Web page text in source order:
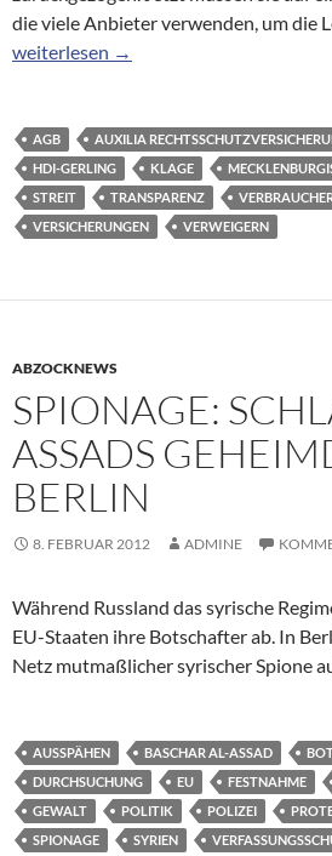
die viele Anbieter verwenden, um die
Portfolio: Rechtsschutzversicherer
weiterlesen →
AGB AUXILIA
HDI-GERLING
KLAGE
STREIT
TRANSPARENZ
VERSICHERUNGEN
VERWEIGERN
ABZOCKNEWS
SPIONAGE:
ASSADS
BERLIN
8. FEBRUAR 2012 ADMINE
Während Russland das syrische
EU-Staaten ihre Botschafter ab. In
Netz mutmaßlicher syrischer Spione
AUSSPÄHEN BASCHAR AL-ASSAD
DURCHSUCHUNG
EU FESTNAHME
GEWALT
POLITIK POLIZEI
SPIONAGE
SYRIEN